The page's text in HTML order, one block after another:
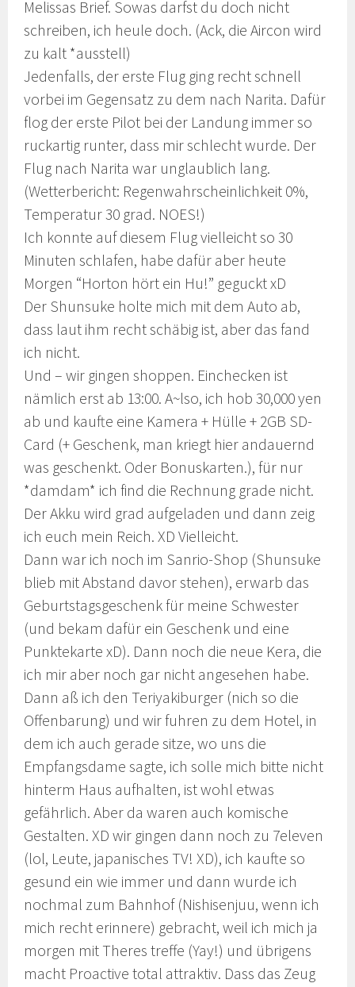
Melissas Brief. Sowas darfst du doch nicht
schreiben, ich heule doch. (Ack, die Aircon wird
zu kalt *ausstell)
Jedenfalls, der erste Flug ging recht schnell
vorbei im Gegensatz zu dem nach Narita. Dafür
flog der erste Pilot bei der Landung immer so
ruckartig runter, dass mir schlecht wurde. Der
Flug nach Narita war unglaublich lang.
(Wetterbericht: Regenwahrscheinlichkeit 0%,
Temperatur 30 grad. NOES!)
Ich konnte auf diesem Flug vielleicht so 30
Minuten schlafen, habe dafür aber heute
Morgen “Horton hört ein Hu!” geguckt xD
Der Shunsuke holte mich mit dem Auto ab,
dass laut ihm recht schäbig ist, aber das fand
ich nicht.
Und – wir gingen shoppen. Einchecken ist
nämlich erst ab 13:00. A~lso, ich hob 30,000 yen
ab und kaufte eine Kamera + Hülle + 2GB SD-
Card (+ Geschenk, man kriegt hier andauernd
was geschenkt. Oder Bonuskarten.), für nur
*damdam* ich find die Rechnung grade nicht.
Der Akku wird grad aufgeladen und dann zeig
ich euch mein Reich. XD Vielleicht.
Dann war ich noch im Sanrio-Shop (Shunsuke
blieb mit Abstand davor stehen), erwarb das
Geburtstagsgeschenk für meine Schwester
(und bekam dafür ein Geschenk und eine
Punktekarte xD). Dann noch die neue Kera, die
ich mir aber noch gar nicht angesehen habe.
Dann aß ich den Teriyakiburger (nich so die
Offenbarung) und wir fuhren zu dem Hotel, in
dem ich auch gerade sitze, wo uns die
Empfangsdame sagte, ich solle mich bitte nicht
hinterm Haus aufhalten, ist wohl etwas
gefährlich. Aber da waren auch komische
Gestalten. XD wir gingen dann noch zu 7eleven
(lol, Leute, japanisches TV! XD), ich kaufte so
gesund ein wie immer und dann wurde ich
nochmal zum Bahnhof (Nishisenjuu, wenn ich
mich recht erinnere) gebracht, weil ich mich ja
morgen mit Theres treffe (Yay!) und übrigens
macht Proactive total attraktiv. Dass das Zeug